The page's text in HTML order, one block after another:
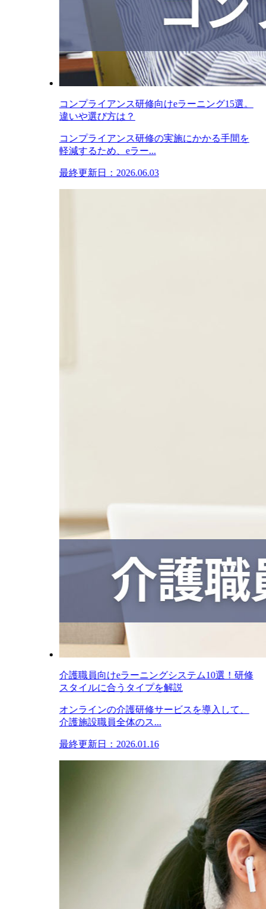
コンプライアンス研修向けeラーニング15選。
違いや選び方は？
コンプライアンス研修の実施にかかる手間を
軽減するため、eラー...
最終更新日：2026.06.03
介護職員向けeラーニングシステム10選！研修
スタイルに合うタイプを解説
オンラインの介護研修サービスを導入して、
介護施設職員全体のス...
最終更新日：2026.01.16